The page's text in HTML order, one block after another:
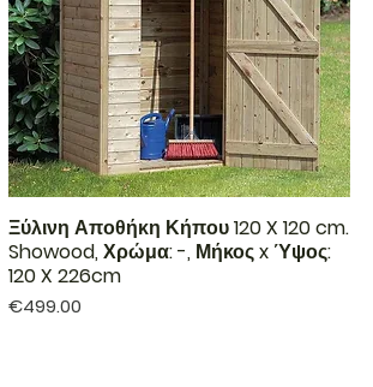
Ξύλινη Αποθήκη Κήπου 120 X 120 cm.
Showood, Χρώμα: -, Μήκος x Ύψος:
120 X 226cm
Price
€499.00